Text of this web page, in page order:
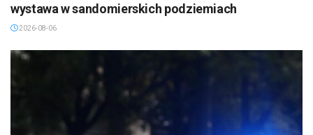
wystawa w sandomierskich podziemiach
2026-08-06